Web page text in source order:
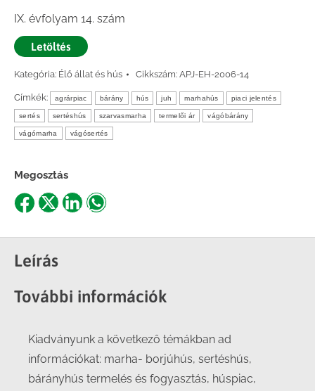
IX. évfolyam 14. szám
Letöltés
Kategória: Élő állat és hús Cikkszám: APJ-EH-2006-14
Címkék: agrárpiac bárány hús juh marhahús piaci jelentés
sertés sertéshús szarvasmarha termelői ár vágóbárány
vágómarha vágósertés
Megosztás
Share
Facebook
Share
X
ShareShare
Leírás
További információk
Kiadványunk a következő témákban ad
információkat: marha- borjúhús, sertéshús,
bárányhús termelés és fogyasztás, húspiac,